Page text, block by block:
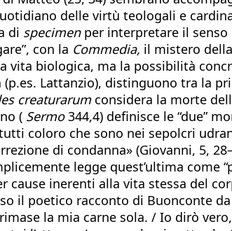
delle virtù teologali e
di specimenper interpretare il senso
con la Commedia, il mistero
vita biologica, ma la possibilità
(p.es. Lattanzio), distinguono tra la
creaturarumconsidera la morte
( Sermo344,4) definisce le “due”
coloro che sono nei sepolcri
di condanna» (Giovanni, 5,
legge quest’ultima come
cause inerenti alla vita stessa del
il poetico racconto di Buonconte
la mia carne sola. / Io dirò